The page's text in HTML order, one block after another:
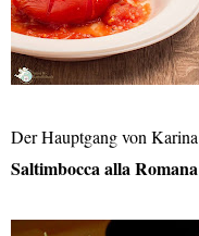
Der Hauptgang von
Saltimbocca alla